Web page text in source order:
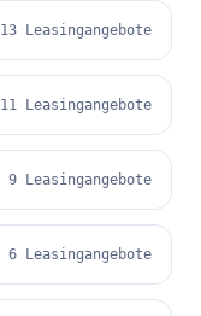
13 Leasingangebote
11 Leasingangebote
9 Leasingangebote
6 Leasingangebote